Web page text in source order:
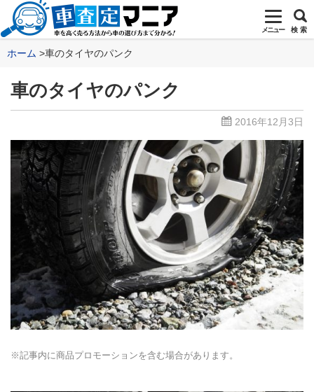
メニュー 検 索
ホーム 車のタイヤのパンク
車のタイヤのパンク
2016年12月3日
※記事内に商品プロモーションを含む場合があります。